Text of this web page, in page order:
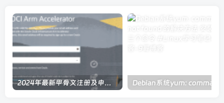
2024年最新甲骨文注册及申请免费 VPS 教程